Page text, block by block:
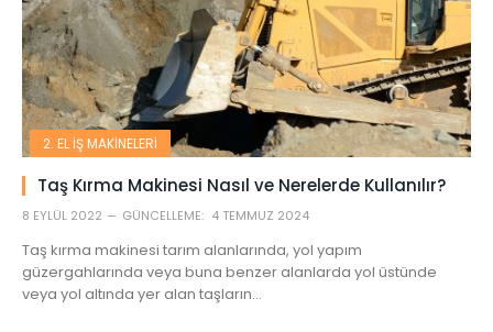
2. EL İŞ MAKINELERI
Taş Kırma Makinesi Nasıl ve Nerelerde Kullanılır?
8 EYLÜL 2022 GÜNCELLEME: 4 TEMMUZ 2024
Taş kırma makinesi tarım alanlarında, yol yapım
güzergahlarında veya buna benzer alanlarda yol üstünde
veya yol altında yer alan taşların…